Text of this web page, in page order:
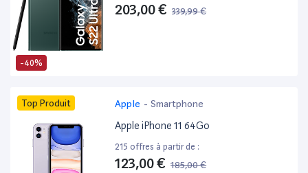
-40%
203,00 € 339,99 €
Top Produit Apple - Smartphone
Apple iPhone 11 64Go
215 offres à partir de :
123,00 € 185,00 €